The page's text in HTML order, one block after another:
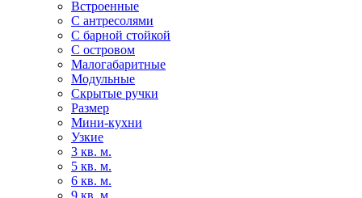
Встроенные
С антресолями
С барной стойкой
С островом
Малогабаритные
Модульные
Скрытые ручки
Размер
Мини-кухни
Узкие
3 кв. м.
5 кв. м.
6 кв. м.
9 кв. м.